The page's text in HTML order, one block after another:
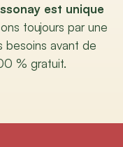
est unique
toujours par une
besoins avant de
% gratuit.